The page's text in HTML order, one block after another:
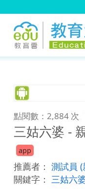
點閱數：2,884 次
三姑六婆 -
app
推薦者： 測試員 (
關鍵字： 三姑六